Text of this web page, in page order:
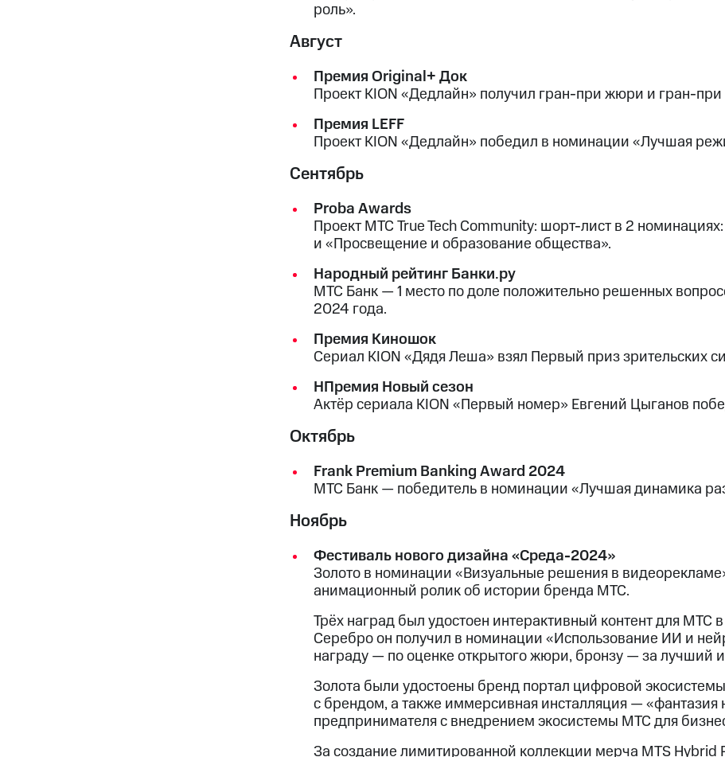
роль».
Август
Премия Original+ Док
Проект KION «Дедлайн» получил гран-при жюри и гран-
Премия LEFF
Проект KION «Дедлайн» победил в номинации «Лучшая
Сентябрь
Proba Awards
Проект МТС True Tech Community: шорт-лист в 2
и «Просвещение и образование общества».
Народный рейтинг Банки.ру
МТС Банк — 1 место по доле положительно решенных
2024 года.
Премия Киношок
Сериал KION «Дядя Леша» взял Первый приз зрительских
НПремия Новый сезон
Актёр сериала KION «Первый номер» Евгений Цыганов
Октябрь
Frank Premium Banking Award 2024
МТС Банк — победитель в номинации «Лучшая динамика
Ноябрь
Фестиваль нового дизайна «Среда-2024»
Золото в номинации «Визуальные решения в
анимационный ролик об истории бренда МТС.
Трёх наград был удостоен интерактивный контент для МТС
Серебро он получил в номинации «Использование ИИ и
награду — по оценке открытого жюри, бронзу — за лучший
Золота были удостоены бренд портал цифровой
с брендом, а также иммерсивная инсталляция — «фантазия
предпринимателя с внедрением экосистемы МТС для
За создание лимитированной коллекции мерча MTS Hybrid